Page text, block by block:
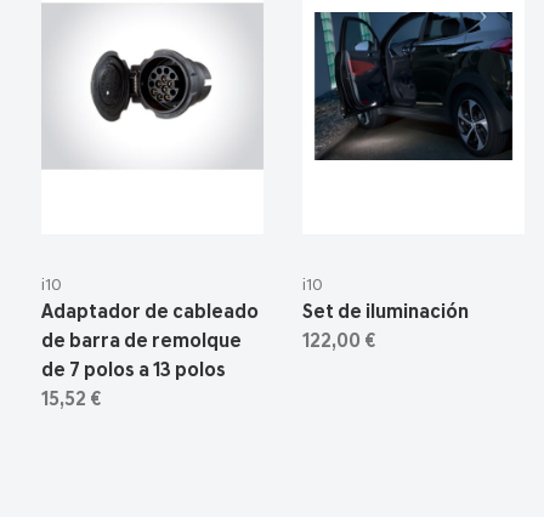
i10
Adaptador de cableado
de barra de remolque
de 7 polos a 13 polos
15,52 €
i10
Set de iluminación
122,00 €